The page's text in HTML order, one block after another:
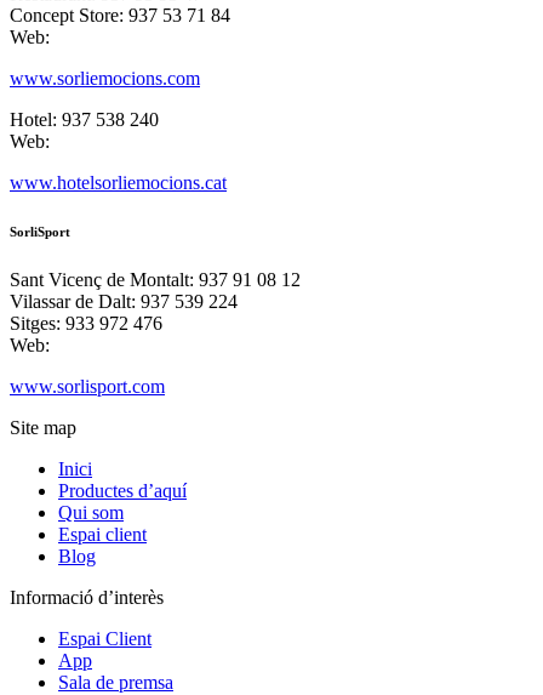
Concept Store: 937 53 71 84
Web:
www.sorliemocions.com
Hotel: 937 538 240
Web:
www.hotelsorliemocions.cat
SorliSport
Sant Vicenç de Montalt: 937 91 08 12
Vilassar de Dalt: 937 539 224
Sitges: 933 972 476
Web:
www.sorlisport.com
Site map
Inici
Productes d’aquí
Qui som
Espai client
Blog
Informació d’interès
Espai Client
App
Sala de premsa